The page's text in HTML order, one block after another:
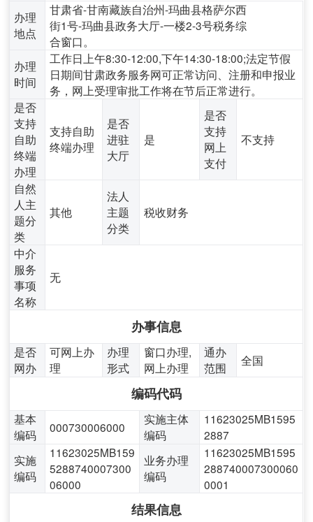
办理
地点
甘肃省-甘南藏族自治州-玛曲县格萨尔西
街1号-玛曲县政务大厅-一楼2-3号税务综
合窗口。
办理
时间
工作日上午8:30-12:00,下午14:30-18:00;法定节假
日期间甘肃政务服务网可正常访问、注册和申报业
务，网上受理审批工作将在节后正常进行。
是否
支持
自助
终端
办理
支持自助
终端办理
是否
进驻
大厅
是
是否
支持
网上
支付
不支持
自然
人主
题分
类
其他
法人
主题
分类
税收财务
中介
服务
事项
名称
无
办事信息
是否
网办
可网上办
理
办理
形式
窗口办理,
网上办理
通办
范围
全国
编码代码
基本
编码
000730006000
实施主体
编码
11623025MB1595
2887
实施
编码
11623025MB159
5288740007300
06000
业务办理
编码
11623025MB1595
288740007300060
0001
结果信息